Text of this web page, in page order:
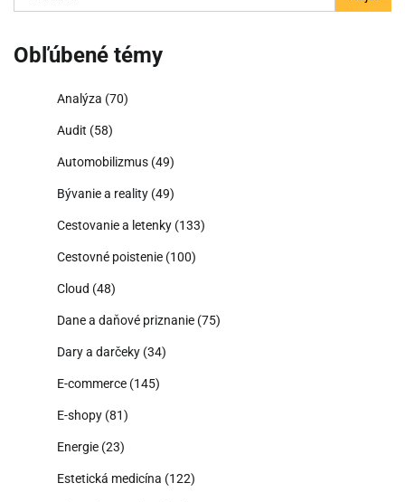
Obľúbené témy
Analýza (70)
Audit (58)
Automobilizmus (49)
Bývanie a reality (49)
Cestovanie a letenky (133)
Cestovné poistenie (100)
Cloud (48)
Dane a daňové priznanie (75)
Dary a darčeky (34)
E-commerce (145)
E-shopy (81)
Energie (23)
Estetická medicína (122)